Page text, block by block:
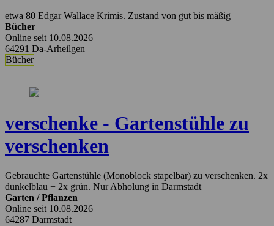
etwa 80 Edgar Wallace Krimis. Zustand von gut bis mäßig
Bücher
Online seit 10.08.2026
64291 Da-Arheilgen
Bücher
verschenke - Gartenstühle zu
verschenken
Gebrauchte Gartenstühle (Monoblock stapelbar) zu verschenken. 2x
dunkelblau + 2x grün. Nur Abholung in Darmstadt
Garten / Pflanzen
Online seit 10.08.2026
64287 Darmstadt